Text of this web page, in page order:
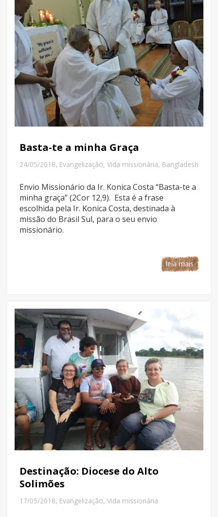
Basta-te a minha Graça
24/05/2018, Evangelização, Vida missionária, Bangladesh
Envio Missionário da Ir. Konica Costa “Basta-te a
minha graça” (2Cor 12,9). Esta é a frase
escolhida pela Ir. Konica Costa, destinada à
missão do Brasil Sul, para o seu envio
missionário.
leia mais
Destinação: Diocese do Alto
Solimões
17/05/2018, Evangelização, Vida missionária